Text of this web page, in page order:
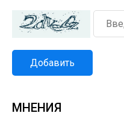
Добавить
МНЕНИЯ